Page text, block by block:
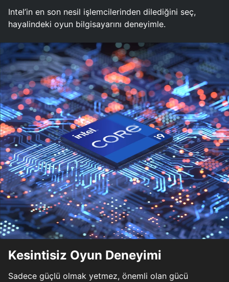
Intel’in en son nesil işlemcilerinden dilediğini seç,
hayalindeki oyun bilgisayarını deneyimle.
Kesintisiz Oyun Deneyimi
Sadece güçlü olmak yetmez, önemli olan gücü